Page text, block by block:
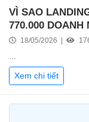
VÌ SAO
770.000 DOANH
18/05/2026 |
...
Xem chi tiết